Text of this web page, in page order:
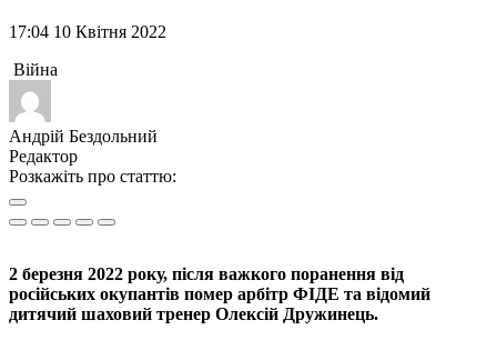
17:04 10 Квітня 2022
Війна
Андрій Бездольний
Редактор
Розкажіть про статтю:
2 березня 2022 року, після важкого поранення від
російських окупантів помер арбітр ФІДЕ та відомий
дитячий шаховий тренер Олексій Дружинець.